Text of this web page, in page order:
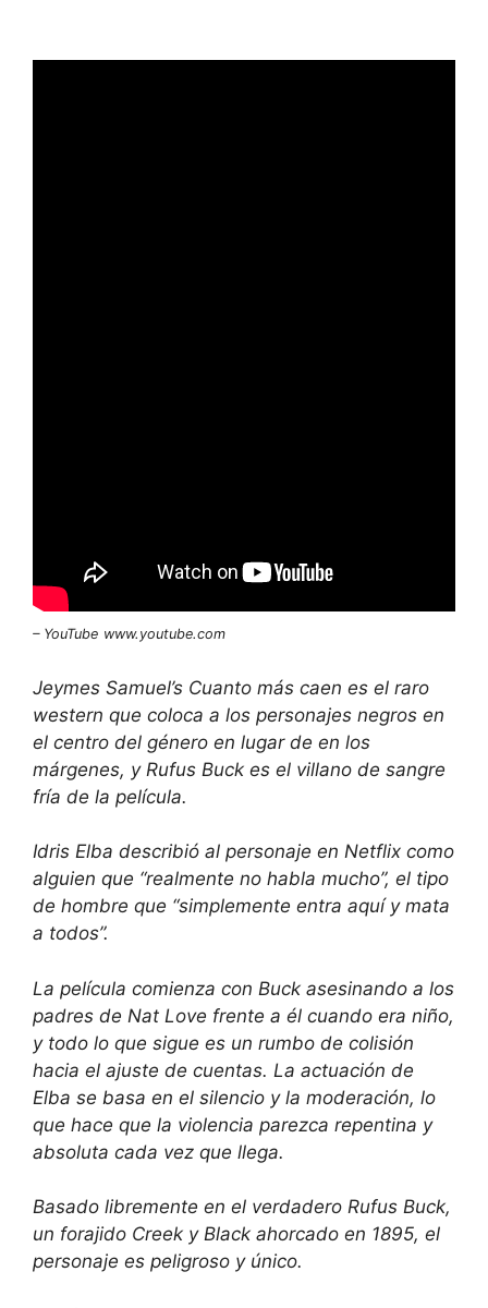
– YouTube www.youtube.com
Jeymes Samuel’s Cuanto más caen es el raro
western que coloca a los personajes negros en
el centro del género en lugar de en los
márgenes, y Rufus Buck es el villano de sangre
fría de la película.
Idris Elba describió al personaje en Netflix como
alguien que “realmente no habla mucho”, el tipo
de hombre que “simplemente entra aquí y mata
a todos”.
La película comienza con Buck asesinando a los
padres de Nat Love frente a él cuando era niño,
y todo lo que sigue es un rumbo de colisión
hacia el ajuste de cuentas. La actuación de
Elba se basa en el silencio y la moderación, lo
que hace que la violencia parezca repentina y
absoluta cada vez que llega.
Basado libremente en el verdadero Rufus Buck,
un forajido Creek y Black ahorcado en 1895, el
personaje es peligroso y único.